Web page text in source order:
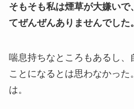
そもそも私は煙草が大嫌いで
てぜんぜんありませんでした。
喘息持ちなところもあるし、
ことになるとは思わなかった
は。